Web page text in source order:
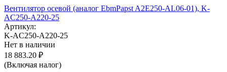
Вентилятор осевой (аналог EbmPapst A2E250-AL06-01), K-
AC250-A220-25
Артикул:
K-AC250-A220-25
Нет в наличии
18 883.20 ₽
(Включая налог)